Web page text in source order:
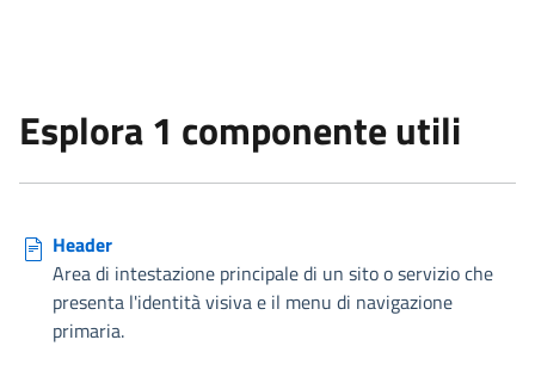
Esplora 1 componente utili
Header
Area di intestazione principale di un sito o servizio che
presenta l'identità visiva e il menu di navigazione
primaria.